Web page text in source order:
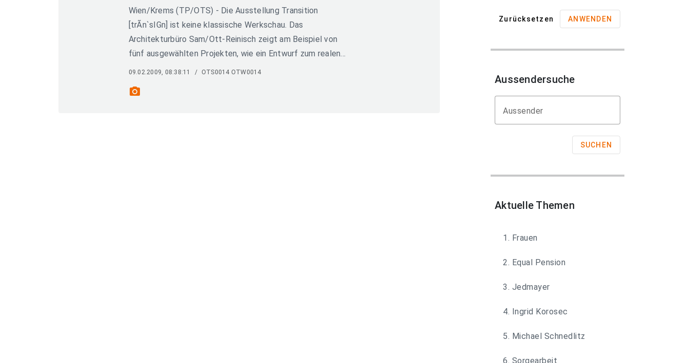
Wien/Krems (TP/OTS) - Die Ausstellung Transition
[trÃn`sIGn] ist keine klassische Werkschau. Das
Architekturbüro Sam/Ott-Reinisch zeigt am Beispiel von
fünf ausgewählten Projekten, wie ein Entwurf zum realen...
09.02.2009, 08:38:11 / OTS0014 OTW0014
photo_camera
Zurücksetzen ANWENDEN
Aussendersuche
Aussender
SUCHEN
Aktuelle Themen
1. Frauen
2. Equal Pension
3. Jedmayer
4. Ingrid Korosec
5. Michael Schnedlitz
6. Sorgearbeit